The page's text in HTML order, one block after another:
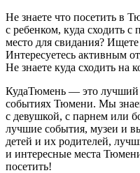
Не знаете что посетить в
с ребенком, куда сходить
место для свидания?
Интересуетесь активным
Не знаете куда сходить на
КудаТюмень — это лучший
событиях Тюмени. Мы
с девушкой, с парнем или
лучшие события, музеи и
детей и их родителей,
и интересные места
посетить!